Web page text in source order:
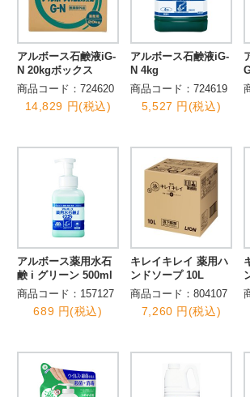
アルボース石鹸液iG-
N 20kgボックス
商品コード：724620
14,829 円(税込)
アルボース石鹸液iG-
N 4kg
商品コード：724619
5,527 円(税込)
アルボース薬用水石
鹸 i グリーン 500ml
商品コード：157127
689 円(税込)
キレイキレイ 薬用ハ
ンドソープ 10L
商品コード：804107
7,260 円(税込)